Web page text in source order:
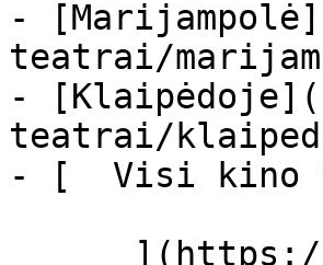
-
teatrai/
-
teatrai/
- [  Visi